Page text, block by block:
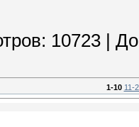
10723
1-10 11-